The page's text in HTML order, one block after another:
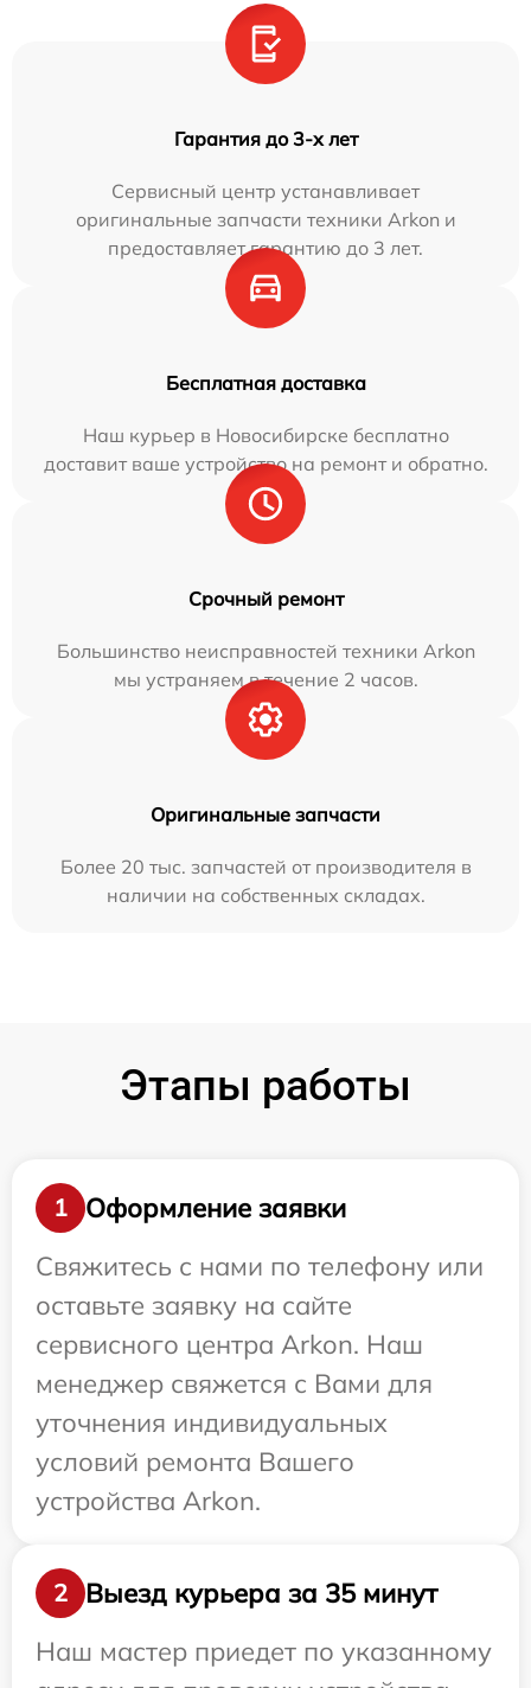
Гарантия до 3-х лет
Сервисный центр устанавливает
оригинальные запчасти техники Arkon и
предоставляет гарантию до 3 лет.
Бесплатная доставка
Наш курьер в Новосибирске бесплатно
доставит ваше устройство на ремонт и обратно.
Срочный ремонт
Большинство неисправностей техники Arkon
мы устраняем в течение 2 часов.
Оригинальные запчасти
Более 20 тыс. запчастей от производителя в
наличии на собственных складах.
Этапы работы
1
Оформление заявки
Свяжитесь с нами по телефону или
оставьте заявку на сайте
сервисного центра Arkon. Наш
менеджер свяжется с Вами для
уточнения индивидуальных
условий ремонта Вашего
устройства Arkon.
2
Выезд курьера за 35 минут
Наш мастер приедет по указанному